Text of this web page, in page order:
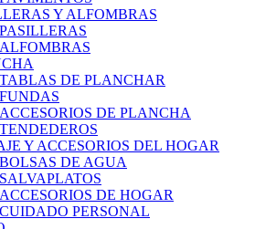
Y ALFOMBRAS
PASILLERAS
ALFOMBRAS
TABLAS DE PLANCHAR
FUNDAS
ACCESORIOS DE PLANCHA
TENDEDEROS
Y ACCESORIOS DEL HOGAR
BOLSAS DE AGUA
SALVAPLATOS
ACCESORIOS DE HOGAR
CUIDADO PERSONAL